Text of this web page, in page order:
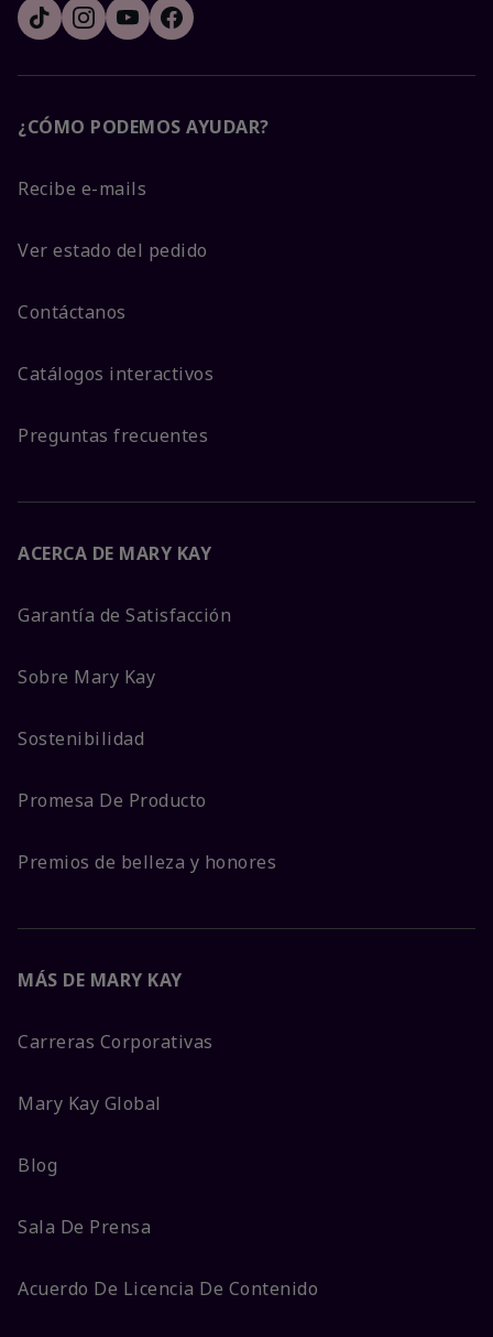
¿CÓMO PODEMOS AYUDAR?
Recibe e-mails
Ver estado del pedido
Contáctanos
Catálogos interactivos
Preguntas frecuentes
ACERCA DE MARY KAY
Garantía de Satisfacción
Sobre Mary Kay
Sostenibilidad
Promesa De Producto
Premios de belleza y honores
MÁS DE MARY KAY
Carreras Corporativas
Mary Kay Global
Blog
Sala De Prensa
Acuerdo De Licencia De Contenido